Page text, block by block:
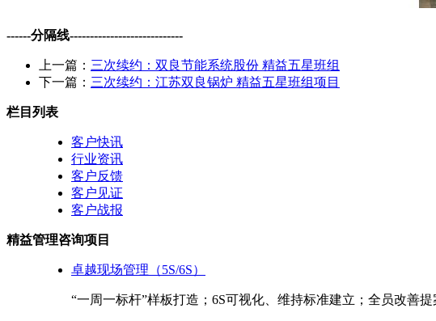
------分隔线----------------------------
上一篇： 三次续约：双良节能系统股份 精益五星班组
下一篇： 三次续约：江苏双良锅炉 精益五星班组项目
栏目列表
客户快讯
行业资讯
客户反馈
客户见证
客户战报
精益管理咨询项目
卓越现场管理（5S/6S）
“一周一标杆”样板打造；6S可视化、维持标准建立；全员改善提